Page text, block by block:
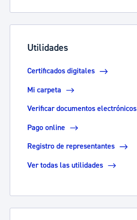
Utilidades
Certificados digitales
Mi carpeta
Verificar documentos electrónicos
Pago online
Registro de representantes
Ver todas las utilidades